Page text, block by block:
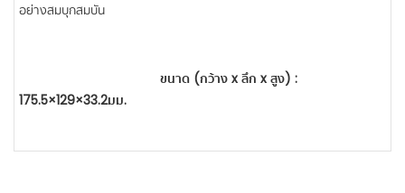
อย่างสมบุกสมบัน
ขนาด (กว้าง x ลึก x สูง) :
175.5×129×33.2มม.